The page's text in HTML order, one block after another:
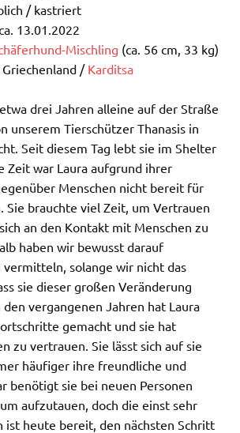
/ kastriert
13.01.2022
Mischling (ca. 56 cm, 33 kg)
Griechenland / Karditsa
drei Jahren alleine auf der Straße
unserem Tierschützer Thanasis in
Seit diesem Tag lebt sie im Shelter
Zeit war Laura aufgrund ihrer
Menschen nicht bereit für
Sie brauchte viel Zeit, um Vertrauen
an den Kontakt mit Menschen zu
haben wir bewusst darauf
solange wir nicht das
sie dieser großen Veränderung
den vergangenen Jahren hat Laura
gemacht und sie hat
zu vertrauen. Sie lässt sich auf sie
häufiger ihre freundliche und
benötigt sie bei neuen Personen
aufzutauen, doch die einst sehr
ist heute bereit, den nächsten Schritt